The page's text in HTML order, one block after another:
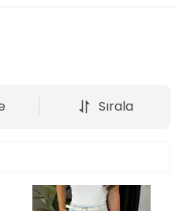
Sırala